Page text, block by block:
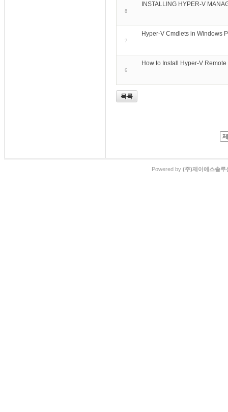
8
INSTALLING HYPER-V
7
Hyper-V Cmdlets in Windows
6
How to Install Hyper-V
목록
Powered by (주)제이에스솔루